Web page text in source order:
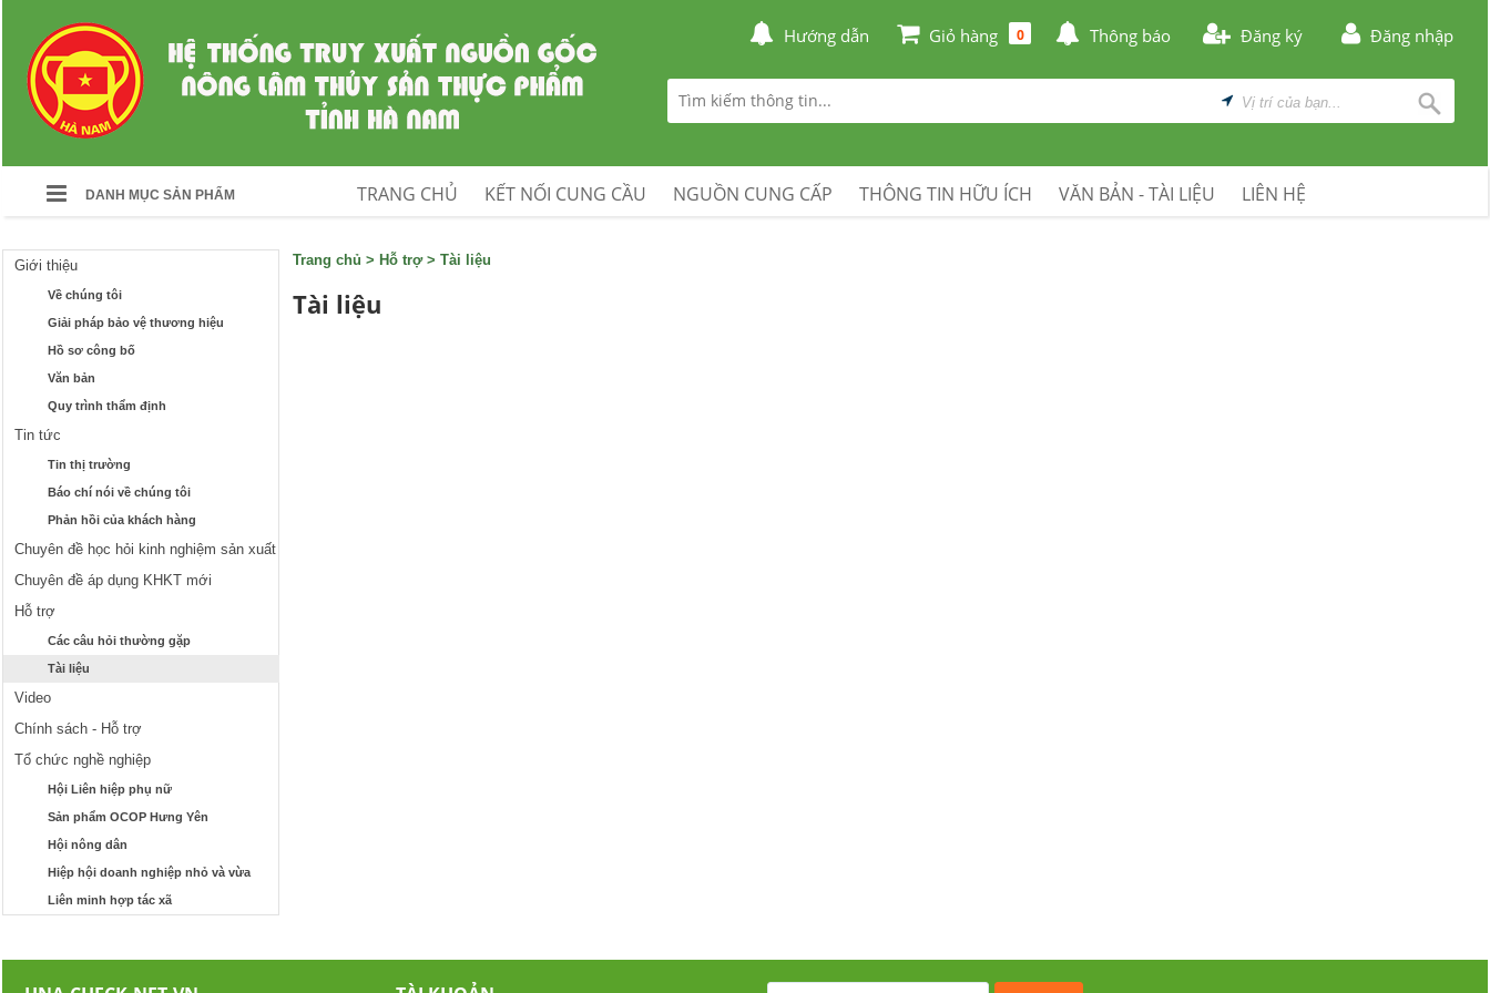
Hướng dẫn Giỏ hàng 0 Thông báo Đăng ký Đăng nhập
DANH MỤC SẢN PHẨM TRANG CHỦ KẾT NỐI CUNG CẦU NGUỒN CUNG CẤP THÔNG TIN HỮU ÍCH VĂN BẢN - TÀI LIỆU LIÊN HỆ
Giới thiệu
Về chúng tôi
Giải pháp bảo vệ thương hiệu
Hồ sơ công bố
Văn bản
Quy trình thẩm định
Tin tức
Tin thị trường
Báo chí nói về chúng tôi
Phản hồi của khách hàng
Chuyên đề học hỏi kinh nghiệm sản xuất
Chuyên đề áp dụng KHKT mới
Hỗ trợ
Các câu hỏi thường gặp
Tài liệu
Video
Chính sách - Hỗ trợ
Tổ chức nghề nghiệp
Hội Liên hiệp phụ nữ
Sản phẩm OCOP Hưng Yên
Hội nông dân
Hiệp hội doanh nghiệp nhỏ và vừa
Liên minh hợp tác xã
Trang chủ > Hỗ trợ> Tài liệu
Tài liệu